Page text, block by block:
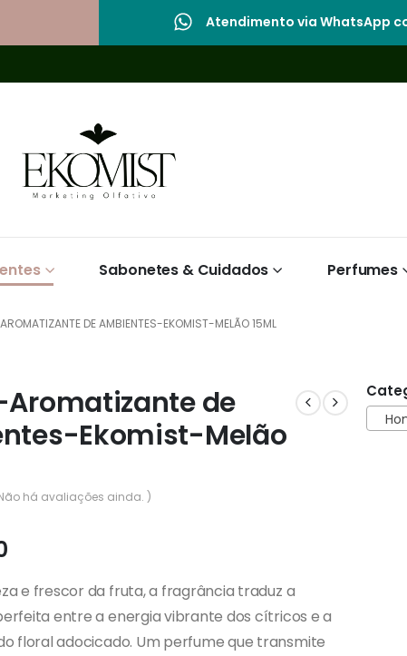
Atendimento via WhatsApp
Sabonetes & Cuidados Perfumes
DE AMBIENTES-EKOMIST-MELÃO 15ML
de
Ekomist-Melão
há avaliações ainda. )
e frescor da fruta, a fragrância traduz a
entre a energia vibrante dos cítricos e a
floral adocicado. Um perfume que transmite